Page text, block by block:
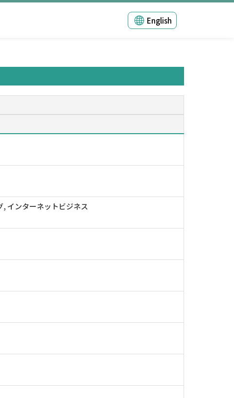
English
インターネットビジネス